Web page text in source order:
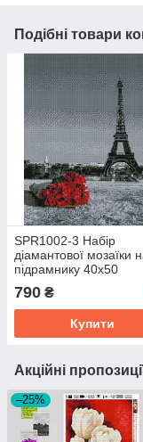
Подібні товари
SPR1002-3 Набір
діамантової мозаїки
підрамнику 40х50
790 ₴
Купити
Акційні
–25%